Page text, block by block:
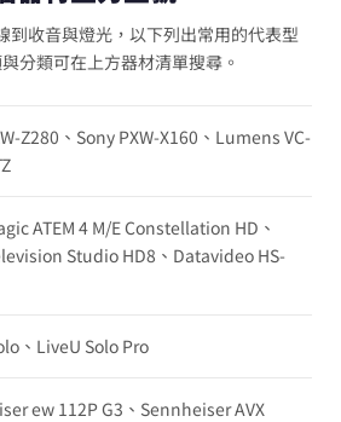
到收音與燈光，以下列出常用的代表型
分類可在上方器材清單搜尋。
Z280、Sony PXW-X160、Lumens VC-
ATEM 4 M/E Constellation HD、
Studio HD8、Datavideo HS-
、LiveU Solo Pro
ew 112P G3、Sennheiser AVX